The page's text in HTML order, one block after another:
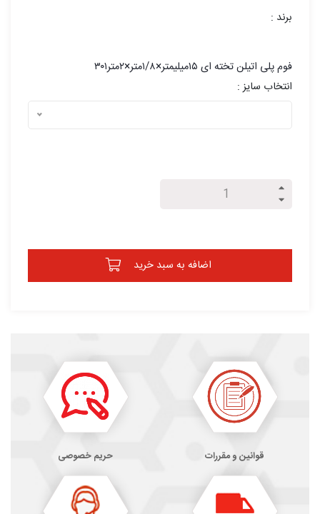
برند :
فوم پلی اتیلن تخته ای ۱۵میلیمتر×۱/۸متر×۲متر۳۰۱
انتخاب سایز :
اضافه به سبد خرید
قوانین و مقررات حریم خصوصی